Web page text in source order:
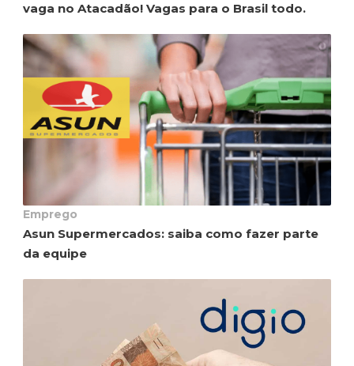
vaga no Atacadão! Vagas para o Brasil todo.
Emprego
Asun Supermercados: saiba como fazer parte
da equipe